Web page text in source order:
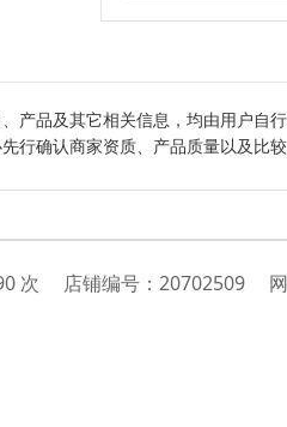
产品及其它相关信息，均由用户自行
行确认商家资质、产品质量以及比
次 店铺编号： 20702509